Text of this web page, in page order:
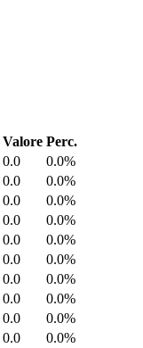
Valore Perc.
0.0
0.0%
0.0
0.0%
0.0
0.0%
0.0
0.0%
0.0
0.0%
0.0
0.0%
0.0
0.0%
0.0
0.0%
0.0
0.0%
0.0
0.0%